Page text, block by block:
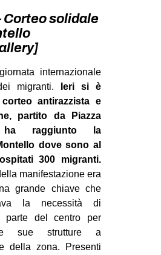
TSUNAMI
ZAM
SPAZI
POPOLARE
AMBIENTE
ALL’ABITARE
GENERI
MIGRAZIONI
Corteo solidale
internazionale
migranti.
Ieri si è
antirazzista e
partito da Piazza
ha raggiunto la
dove sono al
300 migranti.
manifestazione era
grande chiave che
la necessità di
parte del centro per
sue strutture a
della zona. Presenti